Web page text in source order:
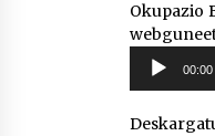
Okupazio
Soinu
00:00